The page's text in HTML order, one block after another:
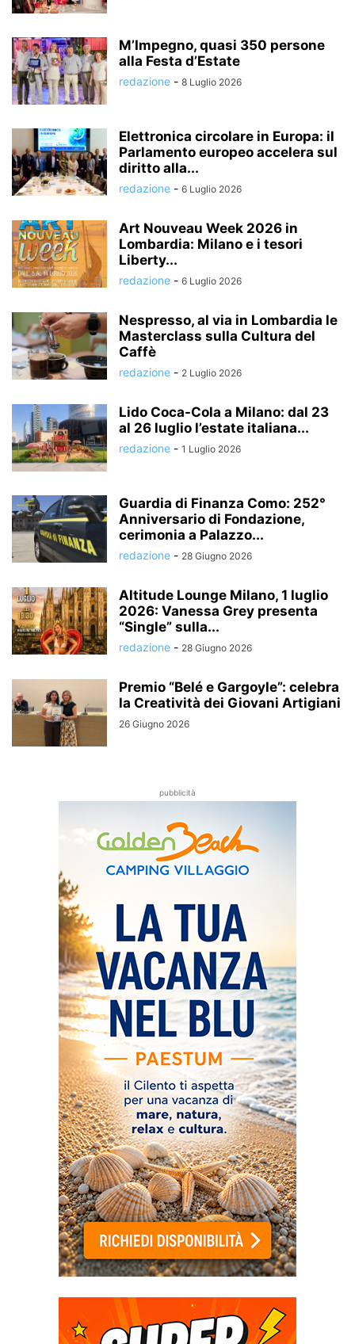
M’Impegno, quasi 350 persone
alla Festa d’Estate
redazione - 8 Luglio 2026
Elettronica circolare in Europa: il
Parlamento europeo accelera sul
diritto alla...
redazione - 6 Luglio 2026
Art Nouveau Week 2026 in
Lombardia: Milano e i tesori
Liberty...
redazione - 6 Luglio 2026
Nespresso, al via in Lombardia le
Masterclass sulla Cultura del
Caffè
redazione - 2 Luglio 2026
Lido Coca-Cola a Milano: dal 23
al 26 luglio l’estate italiana...
redazione - 1 Luglio 2026
Guardia di Finanza Como: 252°
Anniversario di Fondazione,
cerimonia a Palazzo...
redazione - 28 Giugno 2026
Altitude Lounge Milano, 1 luglio
2026: Vanessa Grey presenta
“Single” sulla...
redazione - 28 Giugno 2026
Premio “Belé e Gargoyle”: celebra
la Creatività dei Giovani Artigiani
26 Giugno 2026
pubblicità